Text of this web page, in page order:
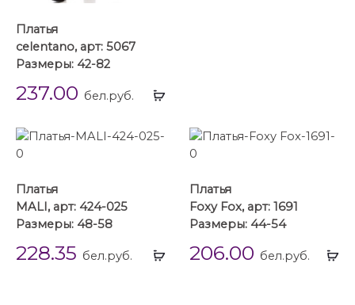
Выбрать
Платья
celentano, арт: 5067
Размеры: 42-82
237.00 бел.руб.
Выбрать
Платья
MALI, арт: 424-025
Размеры: 48-58
228.35 бел.руб.
Платья
Foxy Fox, арт: 1691
Размеры: 44-54
206.00 бел.руб.